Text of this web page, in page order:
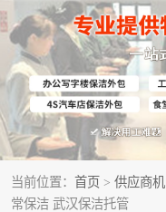
当前位置： 首页 > 供应商机
常保洁 武汉保洁托管
保洁外包